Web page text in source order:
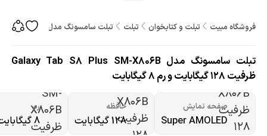
فروشگاه مبیت تبلت و کتابخوان تبلت تبلت سامسونگ مدل Galaxy Tab S8 Plus SM-X806B ظرفیت 128 گیگابایت و رم 8 گیگابایت
تبلت سامسونگ مدل Galaxy Tab S8 Plus SM-X806B
ظرفیت 128 گیگابایت و رم 8 گیگابایت
صفحه نمایش
Super AMOLED
حافظه
128 گیگابایت
رم
8 گیگابایت